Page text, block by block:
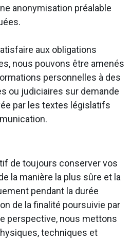
anonymisation préalable
aux obligations
nous pouvons être amenés
personnelles à des
ou judiciaires sur demande
par les textes législatifs
de toujours conserver vos
la manière la plus sûre et la
pendant la durée
de la finalité poursuivie par
perspective, nous mettons
techniques et